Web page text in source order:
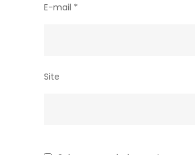
E-mail *
Site